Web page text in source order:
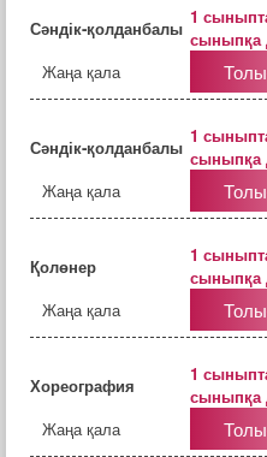
Сәндік-қолданбалы 1
сыныпқа
Жаңа қала
Сәндік-қолданбалы 1
сыныпқа
Жаңа қала
Қолөнер
1
сыныпқа
Жаңа қала
Хореография
1
сыныпқа
Жаңа қала